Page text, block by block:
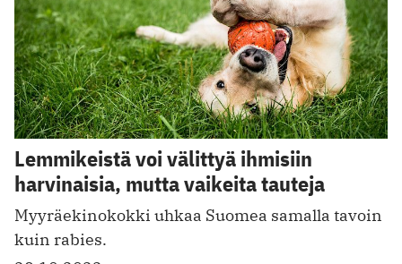
Lemmikeistä voi välittyä ihmisiin
harvinaisia, mutta vaikeita tauteja
Myyräekinokokki uhkaa Suomea samalla tavoin
kuin rabies.